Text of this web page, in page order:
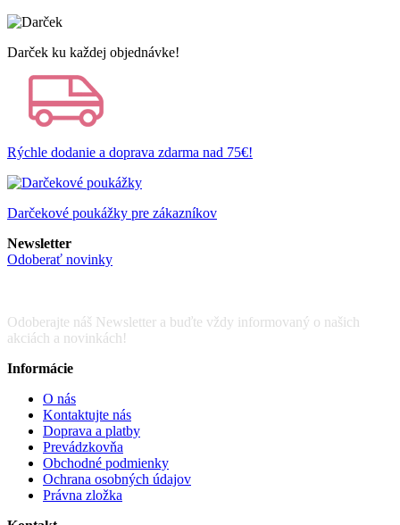
Darček ku každej objednávke!
Rýchle dodanie a doprava zdarma nad 75€!
Darčekové poukážky pre zákazníkov
Newsletter
Odoberať novinky
Odoberajte náš Newsletter a buďte vždy informovaný o našich
akciách a novinkách!
Informácie
O nás
Kontaktujte nás
Doprava a platby
Prevádzkovňa
Obchodné podmienky
Ochrana osobných údajov
Právna zložka